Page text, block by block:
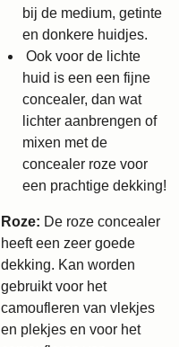
bij de medium, getinte
en donkere huidjes.
Ook voor de lichte
huid is een een fijne
concealer, dan wat
lichter aanbrengen of
mixen met de
concealer roze voor
een prachtige dekking!
Roze: De roze concealer
heeft een zeer goede
dekking. Kan worden
gebruikt voor het
camoufleren van vlekjes
en plekjes en voor het